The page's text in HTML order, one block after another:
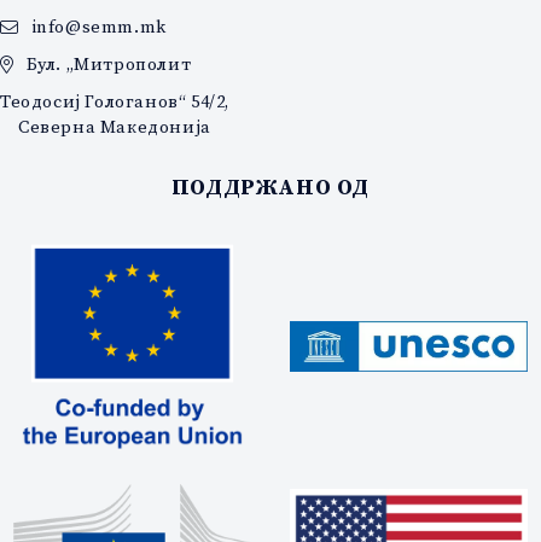
info@semm.mk
Бул. „Митрополит
Теодосиј Гологанов“ 54/2,
Северна Македонија
ПОДДРЖАНО ОД